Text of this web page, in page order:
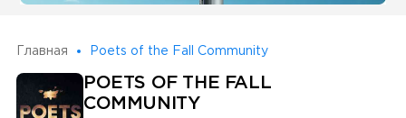
Главная Poets of the Fall Community
POETS OF THE FALL
COMMUNITY